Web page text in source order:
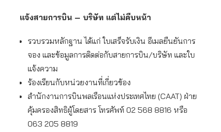
แจ้งสายการบิน – บริษัท แต่ไม่คืบหน้า
รวบรวมหลักฐาน ได้แก่ ใบเสร็จรับเงิน อีเมลยืนยันการ
จอง และข้อมูลการติดต่อกับสายการบิน/บริษัท และใบ
แจ้งความ
ร้องเรียนกับหน่วยงานที่เกี่ยวข้อง
สำนักงานการบินพลเรือนแห่งประเทศไทย (CAAT) ฝ่าย
คุ้มครองสิทธิผู้โดยสาร โทรศัพท์ 02 568 8816 หรือ
063 205 8819